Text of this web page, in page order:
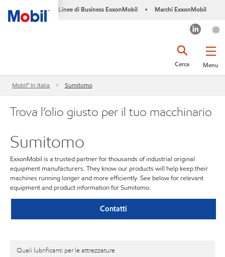
Linee di Business ExxonMobil • Marchi ExxonMobil
Menu
Cerca
Mobil™ In Italia Sumitomo
Trova l’olio giusto per il tuo macchinario
Sumitomo
ExxonMobil is a trusted partner for thousands of industrial original
equipment manufacturers. They know our products will help keep their
machines running longer and more efficiently. See below for relevant
equipment and product information for Sumitomo.
Contatti
Quali lubrificanti per le attrezzature